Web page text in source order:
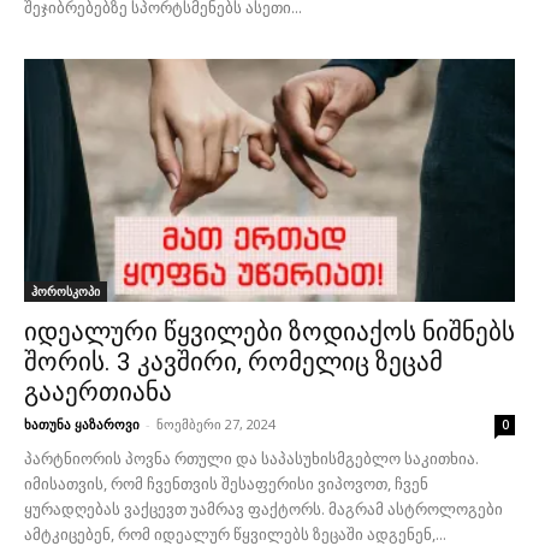
შეჯიბრებებზე სპორტსმენებს ასეთი...
ჰოროსკოპი
იდეალური წყვილები ზოდიაქოს ნიშნებს
შორის. 3 კავშირი, რომელიც ზეცამ
გააერთიანა
ხათუნა ყაზაროვი - ნოემბერი 27, 2024 0
პარტნიორის პოვნა რთული და საპასუხისმგებლო საკითხია.
იმისათვის, რომ ჩვენთვის შესაფერისი ვიპოვოთ, ჩვენ
ყურადღებას ვაქცევთ უამრავ ფაქტორს. მაგრამ ასტროლოგები
ამტკიცებენ, რომ იდეალურ წყვილებს ზეცაში ადგენენ,...